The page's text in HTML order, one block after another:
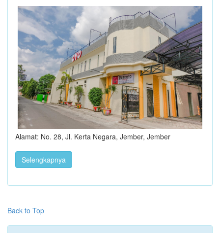
Alamat: No. 28, Jl. Kerta Negara, Jember, Jember
Selengkapnya
Back to Top